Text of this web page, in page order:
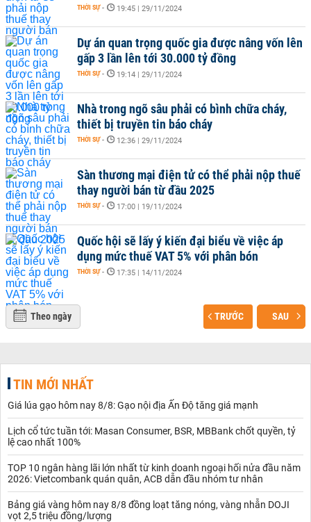
THỜI SỰ - 19:45 | 29/11/2024
Dự án quan trọng quốc gia được nâng vốn lên
gấp 3 lần lên tới 30.000 tỷ đồng
THỜI SỰ - 19:14 | 29/11/2024
Nhà trong ngõ sâu phải có bình chữa cháy,
thiết bị truyền tin báo cháy
THỜI SỰ - 12:36 | 29/11/2024
Sàn thương mại điện tử có thể phải nộp thuế
thay người bán từ đầu 2025
THỜI SỰ - 17:00 | 19/11/2024
Quốc hội sẽ lấy ý kiến đại biểu về việc áp
dụng mức thuế VAT 5% với phân bón
THỜI SỰ - 17:35 | 14/11/2024
Theo ngày TRƯỚC SAU
TIN MỚI NHẤT
Giá lúa gạo hôm nay 8/8: Gạo nội địa Ấn Độ tăng giá mạnh
Lịch cổ tức tuần tới: Masan Consumer, BSR, MBBank chốt quyền, tỷ
lệ cao nhất 100%
TOP 10 ngân hàng lãi lớn nhất từ kinh doanh ngoại hối nửa đầu năm
2026: Vietcombank quán quân, ACB dẫn đầu nhóm tư nhân
Bảng giá vàng hôm nay 8/8 đồng loạt tăng nóng, vàng nhẫn DOJI
vọt 2,5 triệu đồng/lượng